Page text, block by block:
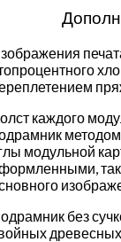
каждого
модульной
без